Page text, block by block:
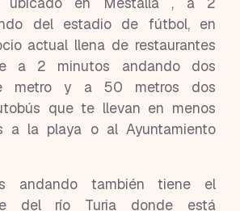
del estadio de fútbol, en
actual llena de restaurantes
a 2 minutos andando dos
metro y a 50 metros dos
que te llevan en menos
a la playa o al Ayuntamiento
andando también tiene el
del río Turia donde está